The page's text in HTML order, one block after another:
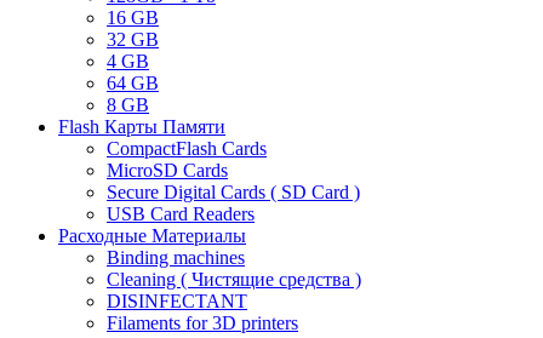
16 GB
32 GB
4 GB
64 GB
8 GB
Flash Карты Памяти
CompactFlash Cards
MicroSD Cards
Secure Digital Cards ( SD Card )
USB Card Readers
Расходные Материалы
Binding machines
Cleaning ( Чистящие средства )
DISINFECTANT
Filaments for 3D printers